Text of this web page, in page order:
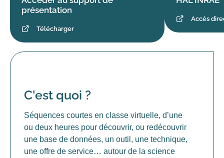
présentation
Télécharger
Accès
C'est quoi ?
Séquences courtes en classe virtuelle, d’une
ou deux heures pour découvrir, ou redécouvrir
une base de données, un outil, une technique,
une offre de service… autour de la science